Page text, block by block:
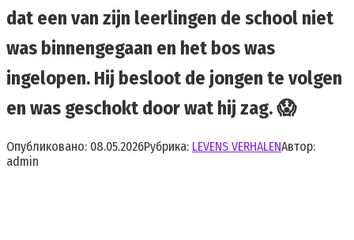
dat een van zijn leerlingen de school niet
was binnengegaan en het bos was
ingelopen. Hij besloot de jongen te volgen
en was geschokt door wat hij zag. 😱
Опубликовано: 08.05.2026Рубрика: LEVENS VERHALENАвтор:
admin